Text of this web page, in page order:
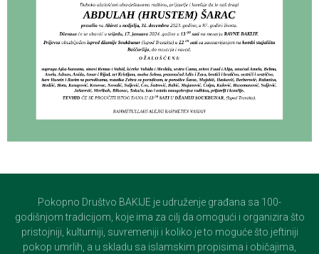
Pokopno Društvo BAKIJE je udruženje građana sa 100-
godišnjom tradicijom, koje ima za cilj da omogući i organizira što
pristojniji, kulturniji, suvremeniji i koliko je to moguće što jeftiniji
pokop umrlih, a u skladu sa islamskim propisima i običajima,